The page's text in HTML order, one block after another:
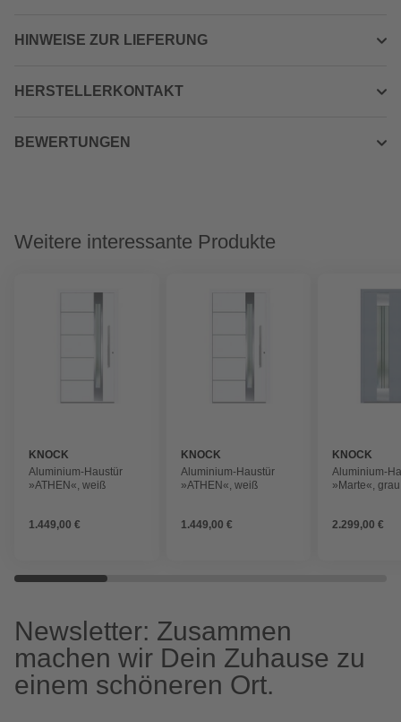
HINWEISE ZUR LIEFERUNG
HERSTELLERKONTAKT
BEWERTUNGEN
Weitere interessante Produkte
KNOCK
Aluminium-Haustür
»ATHEN«, weiß
1.449,00 €
KNOCK
Aluminium-Haustür
»ATHEN«, weiß
1.449,00 €
KNOCK
Aluminium-
»Marte«, grau
2.299,00 €
Newsletter: Zusammen
machen wir Dein Zuhause zu
einem schöneren Ort.